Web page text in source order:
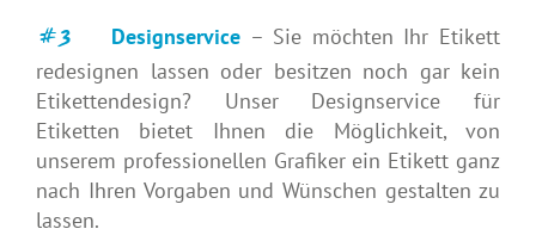
#3 Designservice – Sie möchten Ihr Etikett
redesignen lassen oder besitzen noch gar kein
Etikettendesign? Unser Designservice für
Etiketten bietet Ihnen die Möglichkeit, von
unserem professionellen Grafiker ein Etikett ganz
nach Ihren Vorgaben und Wünschen gestalten zu
lassen.